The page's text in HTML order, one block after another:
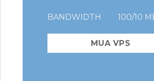
BANDWIDTH 100/10
MUA VPS